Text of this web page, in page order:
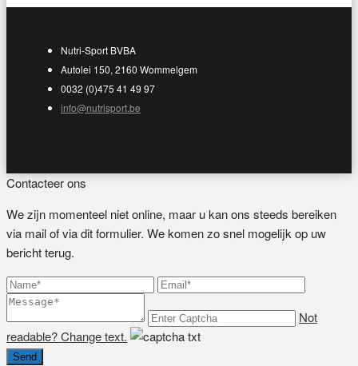
Nutri-Sport BVBA
Autolei 150, 2160 Wommelgem
0032 (0)475 41 49 97
info@nutrisport.be
Contacteer ons
We zijn momenteel niet online, maar u kan ons steeds bereiken
via mail of via dit formulier. We komen zo snel mogelijk op uw
bericht terug.
Not
readable? Change text.
Send